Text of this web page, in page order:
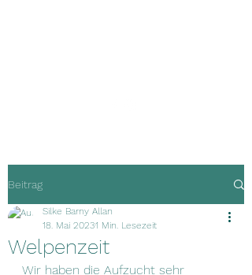
Beitrag
Welpenzeit
Silke Barny Allan
18. Mai 20231 Min. Lesezeit
Wir haben die Aufzucht sehr